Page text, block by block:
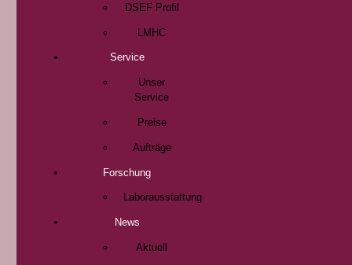
DSEF Profil
LMHC
Service
Unser
Service
Preise
Aufträge
Forschung
Laborausstattung
News
Aktuell